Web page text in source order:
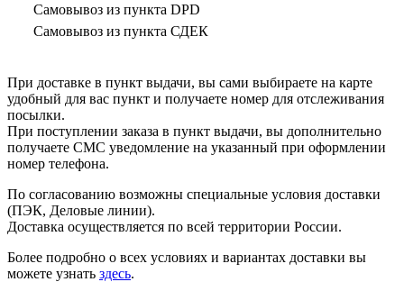
Самовывоз из пункта DPD
Самовывоз из пункта СДЕК
При доставке в пункт выдачи, вы сами выбираете на карте
удобный для вас пункт и получаете номер для отслеживания
посылки.
При поступлении заказа в пункт выдачи, вы дополнительно
получаете СМС уведомление на указанный при оформлении
номер телефона.
По согласованию возможны специальные условия доставки
(ПЭК, Деловые линии).
Доставка осуществляется по всей территории России.
Более подробно о всех условиях и вариантах доставки вы
можете узнать здесь.